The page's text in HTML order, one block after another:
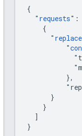
{
  "
requests":
    {
      "
          "
          },
      }
    }
  ]
}